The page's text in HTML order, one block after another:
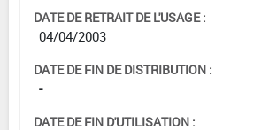
DATE DE RETRAIT DE L'USAGE :
04/04/2003
DATE DE FIN DE DISTRIBUTION :
-
DATE DE FIN D'UTILISATION :